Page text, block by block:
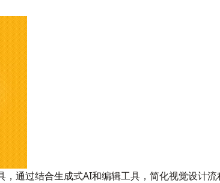
通过结合生成式AI和编辑工具，简化视觉设计流